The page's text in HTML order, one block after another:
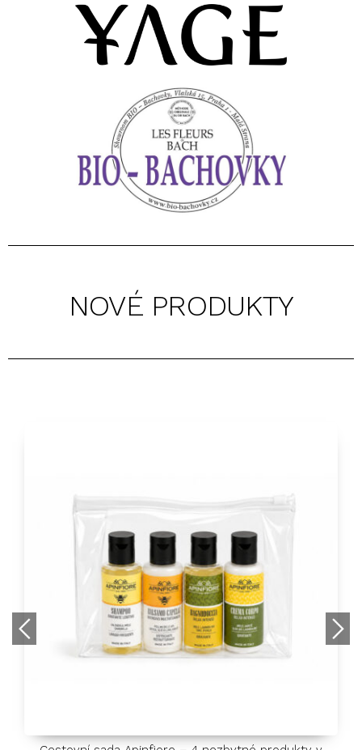
NOVÉ PRODUKTY